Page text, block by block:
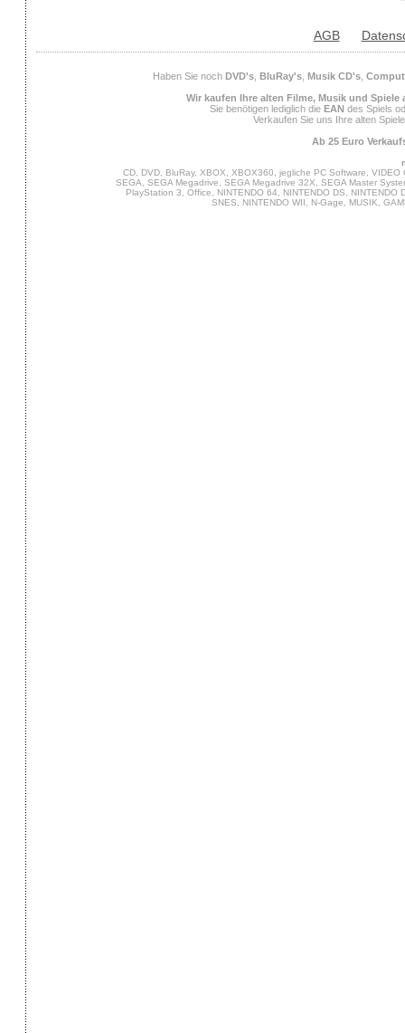
AGB
Haben Sie noch DVD's, BluRay's, Musik CD's,
Wir kaufen Ihre alten Filme, Musik und Spiele
Sie benötigen lediglich die EAN des Spiels
Verkaufen Sie uns Ihre alten
Ab 25 Euro
CD, DVD, BluRay, XBOX, XBOX360, jegliche PC Software,
SEGA, SEGA Megadrive, SEGA Megadrive 32X, SEGA Master
PlayStation 3, Office, NINTENDO 64, NINTENDO DS,
SNES, NINTENDO WII, N-Gage, MUSIK,